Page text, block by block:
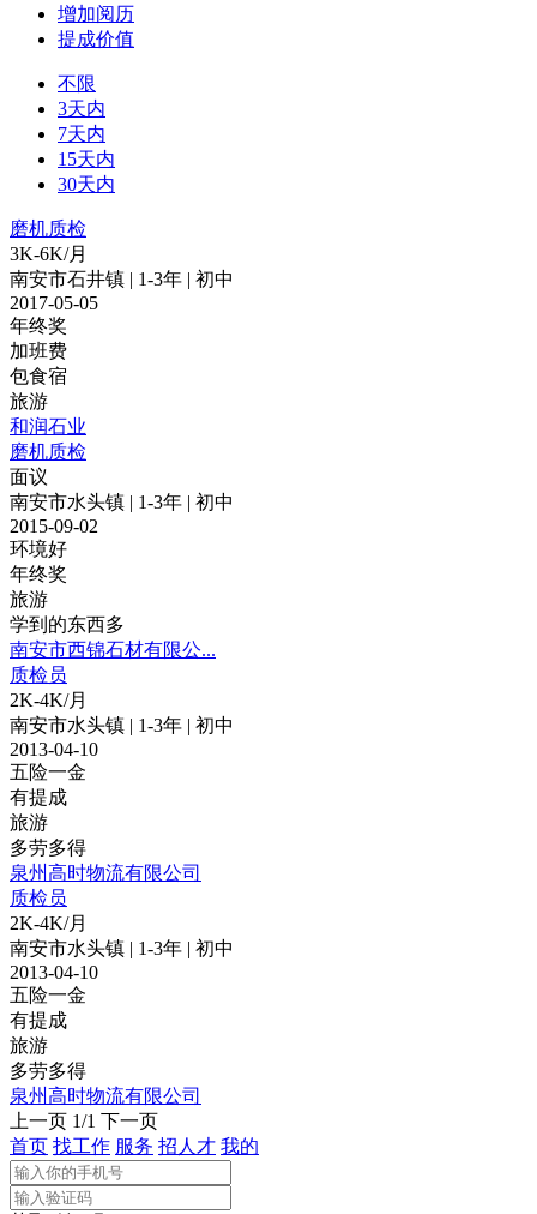
增加阅历
提成价值
不限
3天内
7天内
15天内
30天内
磨机质检
3K-6K/月
南安市石井镇 | 1-3年 | 初中
2017-05-05
年终奖
加班费
包食宿
旅游
和润石业
磨机质检
面议
南安市水头镇 | 1-3年 | 初中
2015-09-02
环境好
年终奖
旅游
学到的东西多
南安市西锦石材有限公...
质检员
2K-4K/月
南安市水头镇 | 1-3年 | 初中
2013-04-10
五险一金
有提成
旅游
多劳多得
泉州高时物流有限公司
质检员
2K-4K/月
南安市水头镇 | 1-3年 | 初中
2013-04-10
五险一金
有提成
旅游
多劳多得
泉州高时物流有限公司
上一页 1/1 下一页
首页 找工作 服务 招人才 我的